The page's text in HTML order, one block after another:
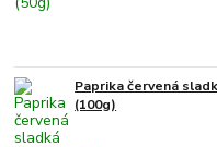
Paprika červená
(100g)